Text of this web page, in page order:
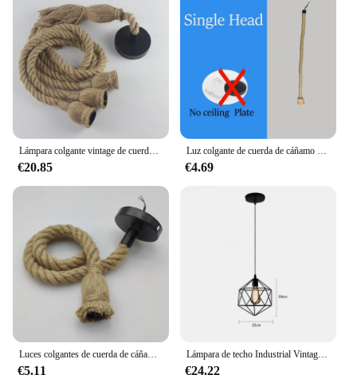
€20.85 €4.69
€5.11
Lámpara de techo Industrial Vintage, luz de techo moderna, plafones Retro Para Loft, sala de estar, cocina, decoración del hogar, lámpara led
€24.22